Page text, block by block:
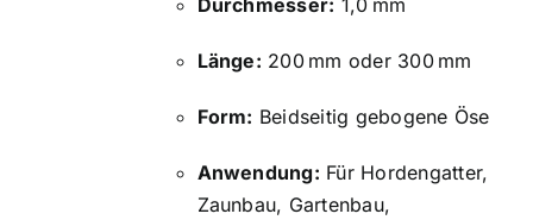
Durchmesser: 1,0 mm
Länge: 200 mm oder 300 mm
Form: Beidseitig gebogene Öse
Anwendung: Für Hordengatter,
Zaunbau, Gartenbau,